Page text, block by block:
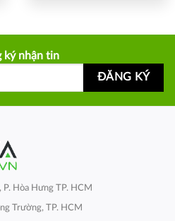
ký nhận tin
Hòa Hưng TP. HCM
Trường, TP. HCM